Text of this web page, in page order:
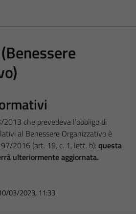
2013 che prevedeva l’obbligo di
al Benessere Organizzativo è
2016 (art. 19, c. 1, lett. b): questa
ulteriormente aggiornata.
03/2023, 11:33